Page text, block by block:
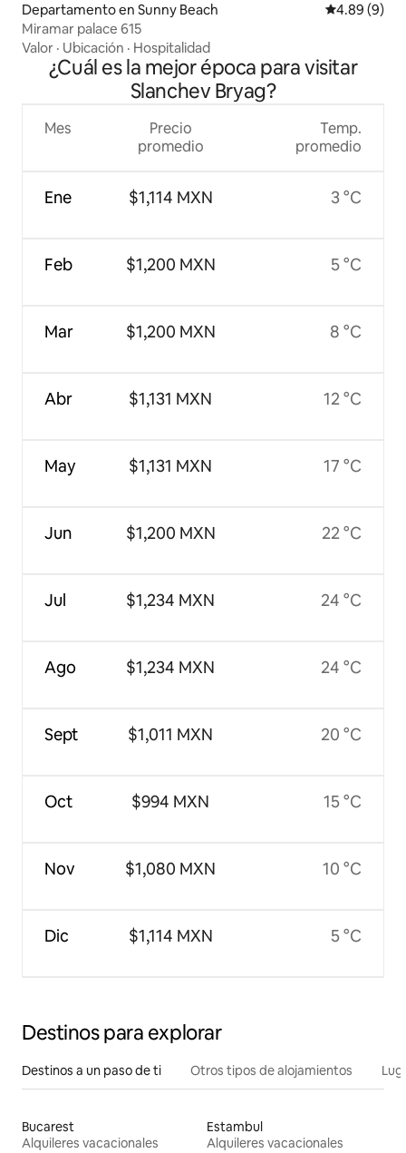
Departamento en Sunny Beach Calificación
4.89 (9)
Miramar palace 615
Valor · Ubicación · Hospitalidad
¿Cuál es la mejor época para visitar
Slanchev Bryag?
Mes
Ene
Feb
Mar
Abr
May
Jun
Jul
Ago
Sept
Oct
Nov
Dic
Precio
promedio
$1,114 MXN
$1,200 MXN
$1,200 MXN
$1,131 MXN
$1,131 MXN
$1,200 MXN
$1,234 MXN
$1,234 MXN
$1,011 MXN
$994 MXN
$1,080 MXN
$1,114 MXN
Temp.
promedio
3 °C
5 °C
8 °C
12 °C
17 °C
22 °C
24 °C
24 °C
20 °C
15 °C
10 °C
5 °C
Destinos para explorar
Destinos a un paso de ti Otros tipos de alojamientos
Bucarest
Alquileres vacacionales
Estambul
Alquileres vacacionales